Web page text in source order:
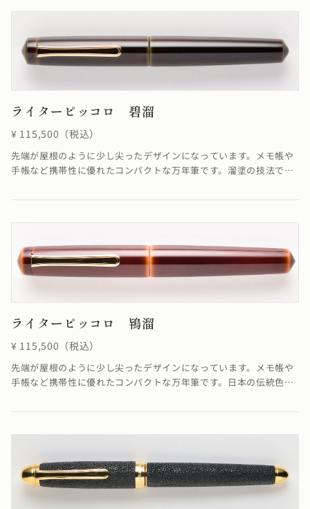
ライターピッコロ 碧溜
¥ 115,500（税込）
先端が屋根のように少し尖ったデザインになっています。メモ帳や
手帳など携帯性に優れたコンパクトな万年筆です。溜塗の技法で
仕上がりの色合いが若干異なる場合がございます≫
ライターピッコロ 鴇溜
¥ 115,500（税込）
先端が屋根のように少し尖ったデザインになっています。メモ帳や
手帳など携帯性に優れたコンパクトな万年筆です。日本の伝統色で
し、柔らかさを感じる仕上がりになっています。鴇溜の「溜塗り」